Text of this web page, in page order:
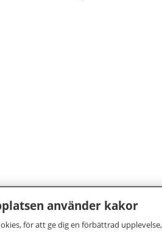
använder kakor
för att ge dig en förbättrad